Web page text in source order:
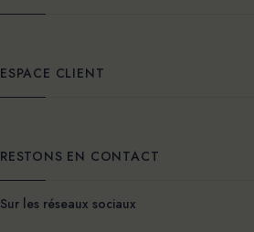
ESPACE CLIENT
RESTONS EN CONTACT
Sur les réseaux sociaux